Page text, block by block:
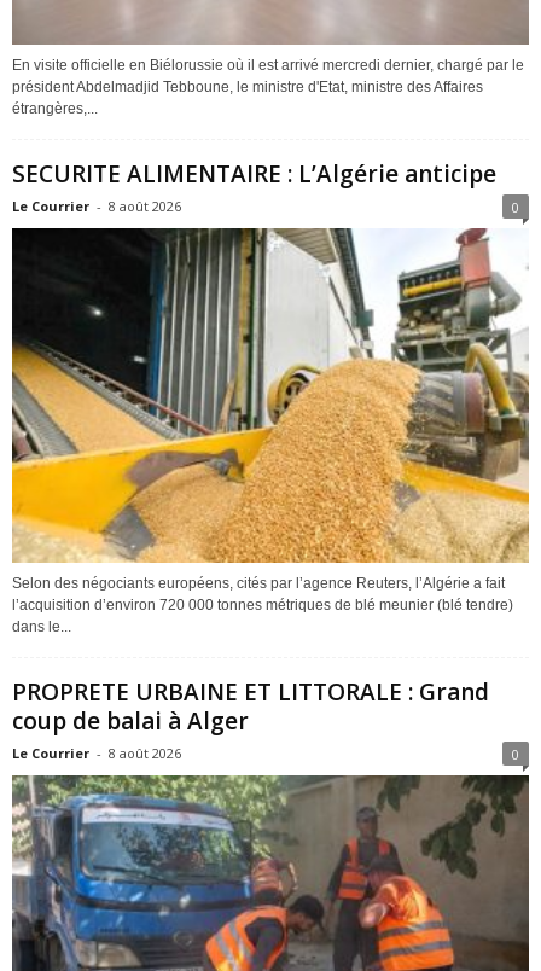
En visite officielle en Biélorussie où il est arrivé mercredi dernier, chargé par le
président Abdelmadjid Tebboune, le ministre d'Etat, ministre des Affaires
étrangères,...
SECURITE ALIMENTAIRE : L’Algérie anticipe
Le Courrier - 8 août 2026 0
Selon des négociants européens, cités par l’agence Reuters, l’Algérie a fait
l’acquisition d’environ 720 000 tonnes métriques de blé meunier (blé tendre)
dans le...
PROPRETE URBAINE ET LITTORALE : Grand
coup de balai à Alger
Le Courrier - 8 août 2026 0